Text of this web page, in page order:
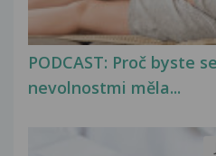
PODCAST: Proč byste
nevolnostmi měla...